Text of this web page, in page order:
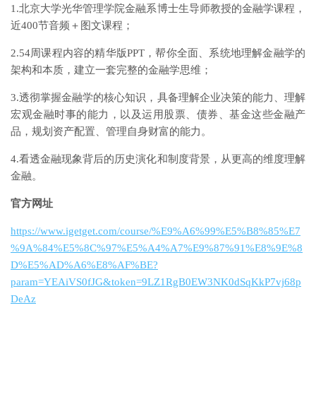
1.北京大学光华管理学院金融系博士生导师教授的金融学课程，
近400节音频＋图文课程；
2.54周课程内容的精华版PPT，帮你全面、系统地理解金融学的
架构和本质，建立一套完整的金融学思维；
3.透彻掌握金融学的核心知识，具备理解企业决策的能力、理解
宏观金融时事的能力，以及运用股票、债券、基金这些金融产
品，规划资产配置、管理自身财富的能力。
4.看透金融现象背后的历史演化和制度背景，从更高的维度理解
金融。
官方网址
https://www.igetget.com/course/%E9%A6%99%E5%B8%85%E7
%9A%84%E5%8C%97%E5%A4%A7%E9%87%91%E8%9E%8
D%E5%AD%A6%E8%AF%BE?
param=YEAiVS0fJG&token=9LZ1RgB0EW3NK0dSqKkP7vj68p
DeAz